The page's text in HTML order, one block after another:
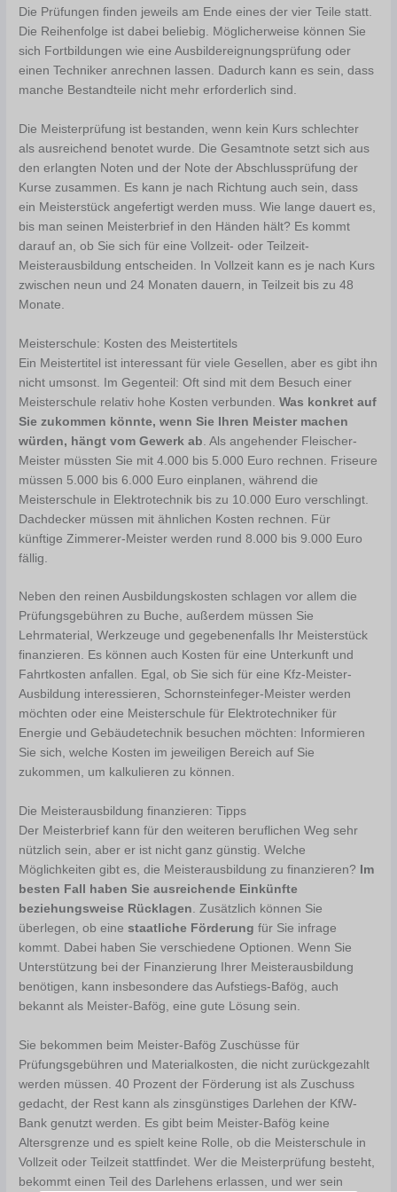
Die Prüfungen finden jeweils am Ende eines der vier Teile statt.
Die Reihenfolge ist dabei beliebig. Möglicherweise können Sie
sich Fortbildungen wie eine Ausbildereignungsprüfung oder
einen Techniker anrechnen lassen. Dadurch kann es sein, dass
manche Bestandteile nicht mehr erforderlich sind.
Die Meisterprüfung ist bestanden, wenn kein Kurs schlechter
als ausreichend benotet wurde. Die Gesamtnote setzt sich aus
den erlangten Noten und der Note der Abschlussprüfung der
Kurse zusammen. Es kann je nach Richtung auch sein, dass
ein Meisterstück angefertigt werden muss. Wie lange dauert es,
bis man seinen Meisterbrief in den Händen hält? Es kommt
darauf an, ob Sie sich für eine Vollzeit- oder Teilzeit-
Meisterausbildung entscheiden. In Vollzeit kann es je nach Kurs
zwischen neun und 24 Monaten dauern, in Teilzeit bis zu 48
Monate.
Meisterschule: Kosten des Meistertitels
Ein Meistertitel ist interessant für viele Gesellen, aber es gibt ihn
nicht umsonst. Im Gegenteil: Oft sind mit dem Besuch einer
Meisterschule relativ hohe Kosten verbunden.Was konkret auf
Sie zukommen könnte, wenn Sie Ihren Meister machen
würden, hängt vom Gewerk ab . Als angehender Fleischer-
Meister müssten Sie mit 4.000 bis 5.000 Euro rechnen. Friseure
müssen 5.000 bis 6.000 Euro einplanen, während die
Meisterschule in Elektrotechnik bis zu 10.000 Euro verschlingt.
Dachdecker müssen mit ähnlichen Kosten rechnen. Für
künftige Zimmerer-Meister werden rund 8.000 bis 9.000 Euro
fällig.
Neben den reinen Ausbildungskosten schlagen vor allem die
Prüfungsgebühren zu Buche, außerdem müssen Sie
Lehrmaterial, Werkzeuge und gegebenenfalls Ihr Meisterstück
finanzieren. Es können auch Kosten für eine Unterkunft und
Fahrtkosten anfallen. Egal, ob Sie sich für eine Kfz-Meister-
Ausbildung interessieren, Schornsteinfeger-Meister werden
möchten oder eine Meisterschule für Elektrotechniker für
Energie und Gebäudetechnik besuchen möchten: Informieren
Sie sich, welche Kosten im jeweiligen Bereich auf Sie
zukommen, um kalkulieren zu können.
Die Meisterausbildung finanzieren: Tipps
Der Meisterbrief kann für den weiteren beruflichen Weg sehr
nützlich sein, aber er ist nicht ganz günstig. Welche
Möglichkeiten gibt es, die Meisterausbildung zu finanzieren?
Im
besten Fall haben Sie ausreichende Einkünfte
beziehungsweise Rücklagen. Zusätzlich können Sie
überlegen, ob einestaatliche Förderung für Sie infrage
kommt. Dabei haben Sie verschiedene Optionen. Wenn Sie
Unterstützung bei der Finanzierung Ihrer Meisterausbildung
benötigen, kann insbesondere das Aufstiegs-Bafög, auch
bekannt als Meister-Bafög, eine gute Lösung sein.
Sie bekommen beim Meister-Bafög Zuschüsse für
Prüfungsgebühren und Materialkosten, die nicht zurückgezahlt
werden müssen. 40 Prozent der Förderung ist als Zuschuss
gedacht, der Rest kann als zinsgünstiges Darlehen der KfW-
Bank genutzt werden. Es gibt beim Meister-Bafög keine
Altersgrenze und es spielt keine Rolle, ob die Meisterschule in
Vollzeit oder Teilzeit stattfindet. Wer die Meisterprüfung besteht,
bekommt einen Teil des Darlehens erlassen, und wer sein